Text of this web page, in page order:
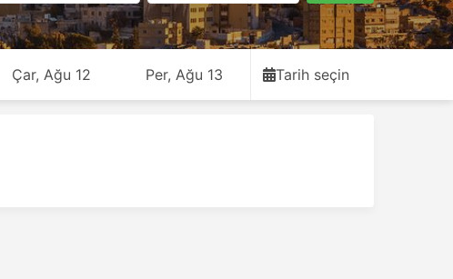
Çar, Ağu 12 Per, Ağu 13 Tarih seçin